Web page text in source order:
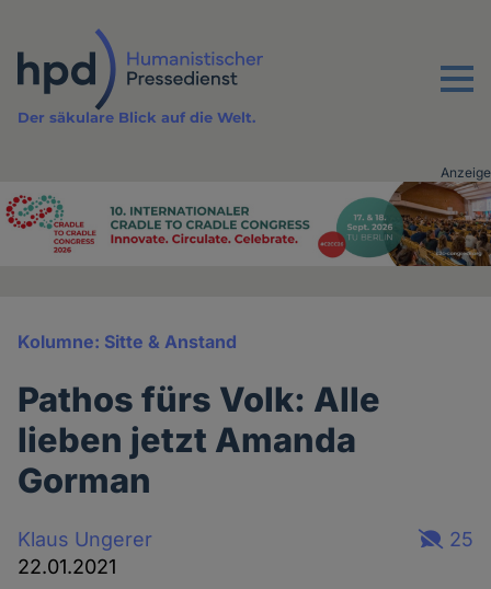
Inhalt
Menu
Der säkulare Blick auf die Welt.
Advertising
Anzeige
Kolumne: Sitte & Anstand
Pathos fürs Volk: Alle
lieben jetzt Amanda
Gorman
Klaus Ungerer
22.01.2021
25